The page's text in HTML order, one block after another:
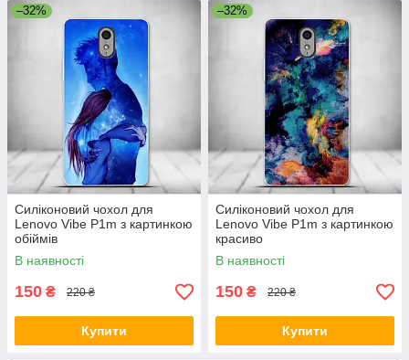
–32%
Силіконовий чохол для
Lenovo Vibe P1m з картинкою
обіймів
В наявності
150 ₴ 220 ₴
Купити
–32%
Силіконовий чохол для
Lenovo Vibe P1m з картинкою
красиво
В наявності
150 ₴ 220 ₴
Купити